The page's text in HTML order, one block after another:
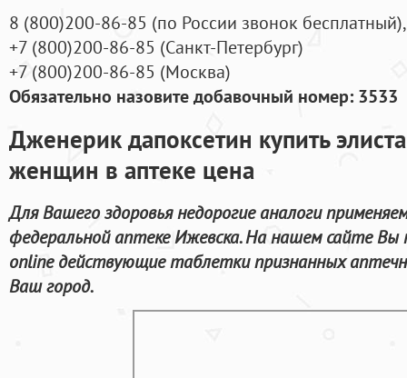
8 (800)200-86-85 (по России звонок бесплатный),
+7 (800)200-86-85 (Санкт-Петербург)
+7 (800)200-86-85 (Москва)
Обязательно назовите добавочный номер: 3533
Дженерик дапоксетин купить
женщин в аптеке цена
Для Вашего здоровья недорогие аналоги
федеральной аптеке Ижевска. На нашем сайте Вы
online действующие таблетки признанных
Ваш город.